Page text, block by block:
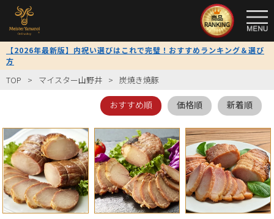
【2026年最新版】内祝い選びはこれで完璧！おすすめランキング＆選び
方
TOP
全
商
限
定
商
品
TOP マイスター山野井 炭焼き焼豚
おすすめ順 価格順 新着順